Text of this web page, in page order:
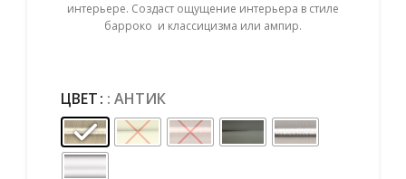
интерьере. Создаст ощущение интерьера в стиле
барроко и классицизма или ампир.
ЦВЕТ : АНТИК